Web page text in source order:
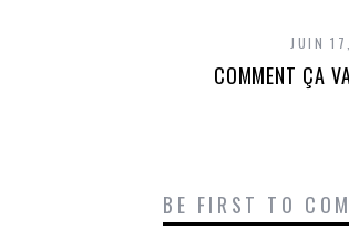
JUIN
COMMENT ÇA
BE FIRST TO